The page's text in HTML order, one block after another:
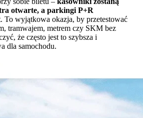
otwarte, a parkingi P+R
. To wyjątkowa okazja, by przetestować
tramwajem, metrem czy SKM bez
że często jest to szybsza i
dla samochodu.